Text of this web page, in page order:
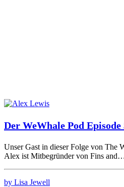
Der WeWhale Pod
Unser Gast in dieser Folge von The
Alex ist Mitbegründer von Fins
by Lisa Jewell